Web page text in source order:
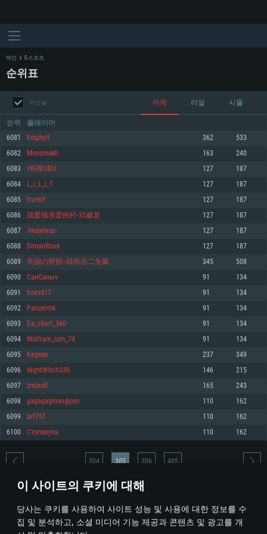
이 사이트의 쿠키에 대해
당사는 쿠키를 사용하여 사이트 성능 및 사용에 대한 정보를 수
집 및 분석하고, 소셜 미디어 기능 제공과 콘텐츠 및 광고를 개
최소사양
운영체제: Windows 10 (64 bit)
프로세서: 2.2 GHz 듀얼코어 이상
메모리: 4GB
그래픽 카드: DirectX 11 이상을 지원하는 AMD Radeon 77XX / NVIDIA
GeForce GT 660. 최소 사양 해상도: 720p
네트워크: 브로드밴드 인터넷
여유 저장 공간: 22.1 GB (최소 클라이언트)
권장 사양
570 혹은 그 이상
여유 저장 공간: 62.2 GB (전체 클라이언트)
최소사양
운영체제: Mac OS Big Sur 11.0
프로세서: 최소 2.2 GHz의 Core i5 (Intel Xeon 은 지원하지 않습니다)
메모리: 6 GB
그래픽 카드: Metal 을 지원하는 Intel Iris Pro 5200 (Mac), 혹은 이와 비슷한 성
능을 가지는 Mac 버전의 AMD/Nvidia. 최소 해상도: 720p
네트워크: 브로드밴드 인터넷
여유 저장 공간: 22.1 GB (최소 클라이언트)
권장 사양
네트워크: 브로드밴드 인터넷
여유 저장 공간: 62.2 GB (전체 클라이언트)
최소사양
운영체제: 64bit Linux 중 최신 버전
프로세서: 2.4 GHz 듀얼코어
메모리: 4 GB
그래픽 카드: Vulkan 을 지원하고, 최신 그래픽 드라이버를 지원하는 NVIDIA
660 (6개월 미만) 혹은 그와 동급의 성능을 가지며 최신 그래픽 드라이버를 지
원하는 AMD (6개월 미만; 최소사양 지원 해상도 720p)
네트워크: 브로드밴드 인터넷
여유 저장 공간: 22.1 GB (최소 클라이언트)
권장 사양
운영체제: Ubuntu 20.04 64bit
프로세서: Intel Core i7
메모리: 16 GB
그래픽 카드: Vulkan 을 지원하고, 최신 그래픽 드라이버를 지원하는 NVIDIA
1060 (6개월 미만) 혹은 그와 동급의 성능을 가지며 최신 그래픽 드라이버를
지원하는 AMD RX 570 (6개월 미만; 최소사양 지원 해상도 720p) 이상
여유 저장 공간: 62.2 GB (전체 클라이언트)
메인 E-스포츠
순위표
지난 달 아케 리얼 시뮬
순위 플레이어
6081 EmphyII 362 533
6082 Monomakh 163 240
6083 YIERBUBU 127 187
6084 L_i_L_i_T 127 187
6085 trunkY 127 187
6086 我爱我亲爱的歼-35威龙 127 187
6087 -Hopeless- 127 187
6088 DimanRoad 127 187
6089 帝国の野獣--田所浩二先輩 345 508
6090 СанСаныч 91 134
6091 boevd17 91 134
6092 Panzermk 91 134
6093 Da_chief_360 91 134
6094 Wolfram_ium_74 91 134
6095 Kegeke 237 349
6096 NightWitch330 146 215
6097 zmlno0 165 243
6098 gagagagman@psn 110 162
6099 art751 110 162
6100 Cтопапупа 110 162
* 순위표는 매일 1회 갱신됩니다
304 305 306 405